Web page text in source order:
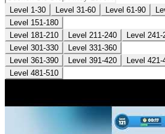
Level 1-30 Level 31-60 Level 61-90
Level 151-180
Level 181-210
Level 211-240 Level 241-
Level 301-330
Level 331-360
Level 361-390
Level 391-420 Level 421-
Level 481-510